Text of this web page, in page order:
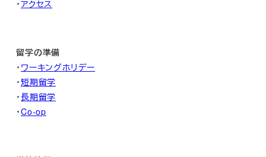
・アクセス
留学の準備
・ ワーキングホリデー
・短期留学
・長期留学
・Co-op